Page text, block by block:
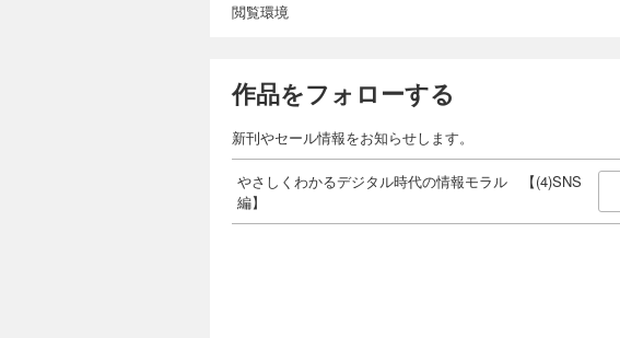
閲覧環境
作品をフォローする
新刊やセール情報をお知らせします。
やさしくわかるデジタル時代の情報モラル 【(4)SNS
編】